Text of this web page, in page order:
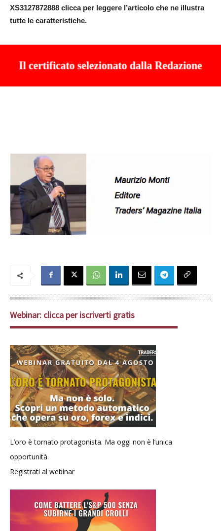
XS3127872888 clicca per leggere l’articolo che ne illustra
tutte le caratteristiche.
Webinar: clicca per iscriverti gratis
L’oro è tornato protagonista. Ma oggi non è l’unica
opportunità.
Registrati al webinar